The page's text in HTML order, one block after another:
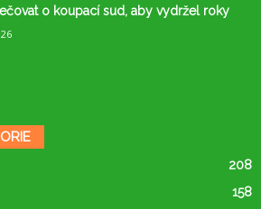
o koupací sud, aby vydržel roky
208
158